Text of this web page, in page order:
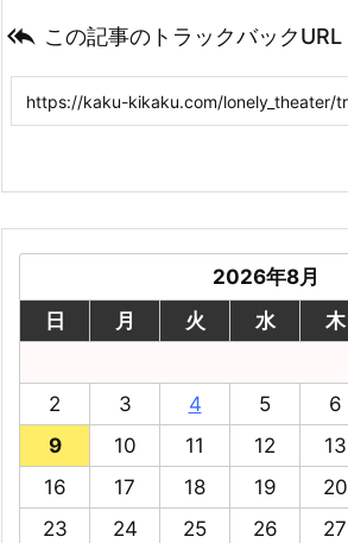
 この記事のトラックバックURL
2026年8月
日
月 火 水 木
2
3 4 5 6
9
10 11 12 13
16
17 18 19 20
23
24 25 26 27